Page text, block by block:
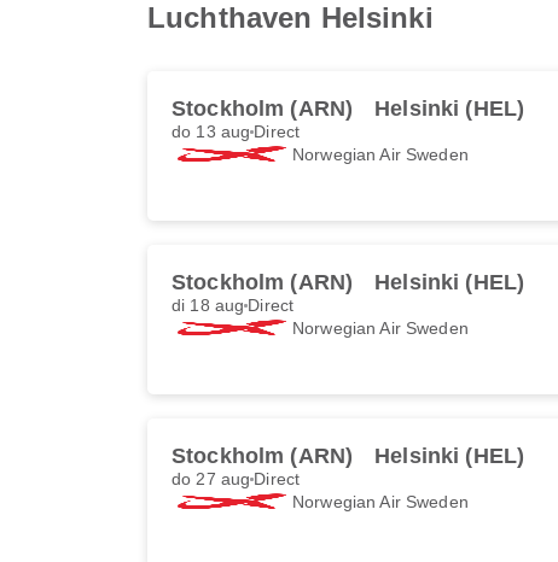
Luchthaven Helsinki
Stockholm (ARN) Helsinki (HEL)
do 13 aug Direct
Norwegian Air Sweden
Stockholm (ARN) Helsinki (HEL)
di 18 aug Direct
Norwegian Air Sweden
Stockholm (ARN) Helsinki (HEL)
do 27 aug Direct
Norwegian Air Sweden